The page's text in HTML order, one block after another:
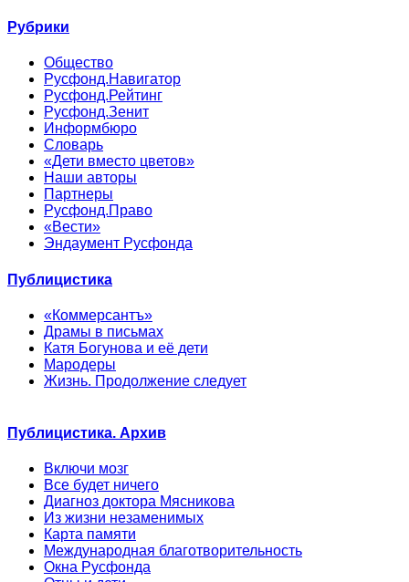
Рубрики
Общество
Русфонд.Навигатор
Русфонд.Рейтинг
Русфонд.Зенит
Информбюро
Словарь
«Дети вместо цветов»
Наши авторы
Партнеры
Русфонд.Право
«Вести»
Эндаумент Русфонда
Публицистика
«Коммерсантъ»
Драмы в письмах
Катя Богунова и её дети
Мародеры
Жизнь. Продолжение следует
Публицистика. Архив
Включи мозг
Все будет ничего
Диагноз доктора Мясникова
Из жизни незаменимых
Карта памяти
Международная благотворительность
Окна Русфонда